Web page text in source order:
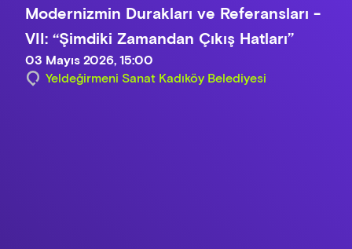
Modernizmin Durakları ve Referansları -
VII: ‘‘Şimdiki Zamandan Çıkış Hatları’’
03 Mayıs 2026, 15:00
Yeldeğirmeni Sanat Kadıköy Belediyesi